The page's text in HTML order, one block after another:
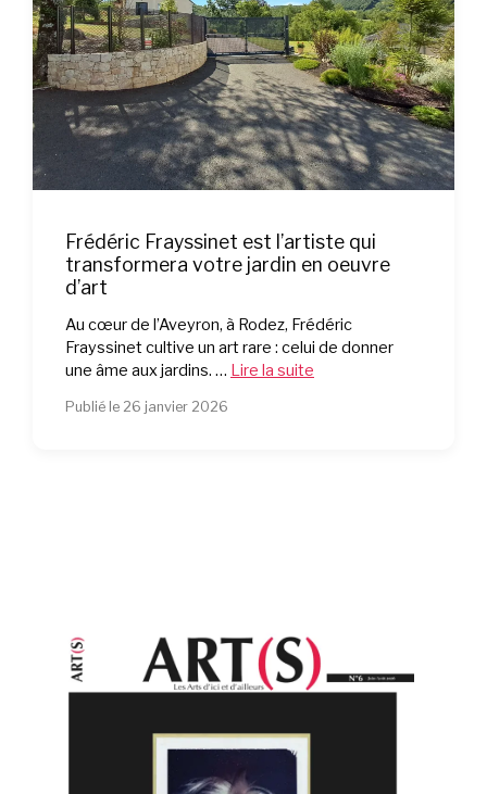
Frédéric Frayssinet est l’artiste qui
transformera votre jardin en oeuvre
d’art
Au cœur de l’Aveyron, à Rodez, Frédéric
Frayssinet cultive un art rare : celui de donner
une âme aux jardins. … Lire la suite
Publié le 26 janvier 2026